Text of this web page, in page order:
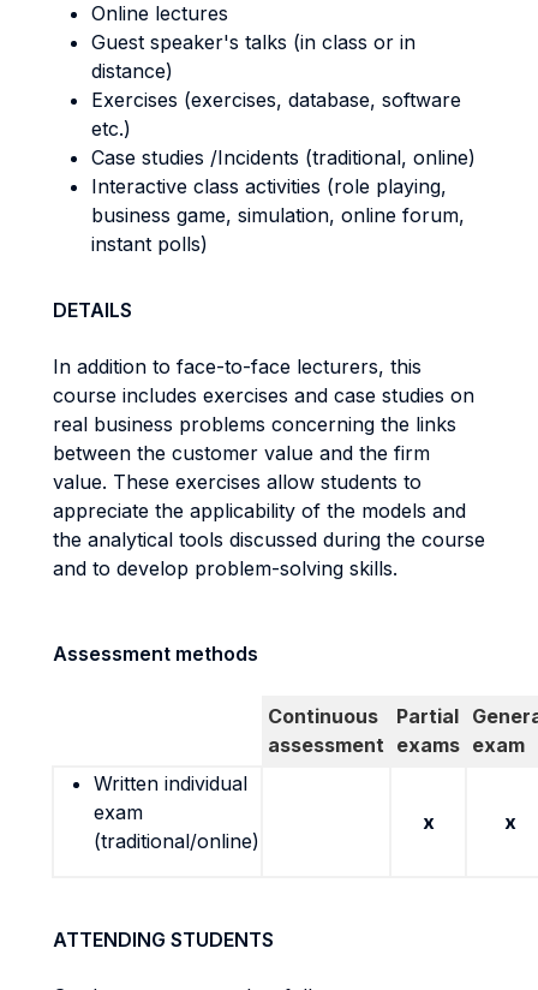
Online lectures
Guest speaker's talks (in class or in
distance)
Exercises (exercises, database, software
etc.)
Case studies /Incidents (traditional, online)
Interactive class activities (role playing,
business game, simulation, online forum,
instant polls)
DETAILS
In addition to face-to-face lecturers, this
course includes exercises and case studies on
real business problems concerning the links
between the customer value and the firm
value. These exercises allow students to
appreciate the applicability of the models and
the analytical tools discussed during the course
and to develop problem-solving skills.
Assessment methods
Continuous
assessment
Partial
exams exam
Written individual
exam
(traditional/online)
x x
ATTENDING STUDENTS